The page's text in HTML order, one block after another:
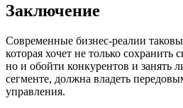
Заключение
Современные бизнес-реалии
которая хочет не только
но и обойти конкурентов и занять
сегменте, должна владеть
управления.